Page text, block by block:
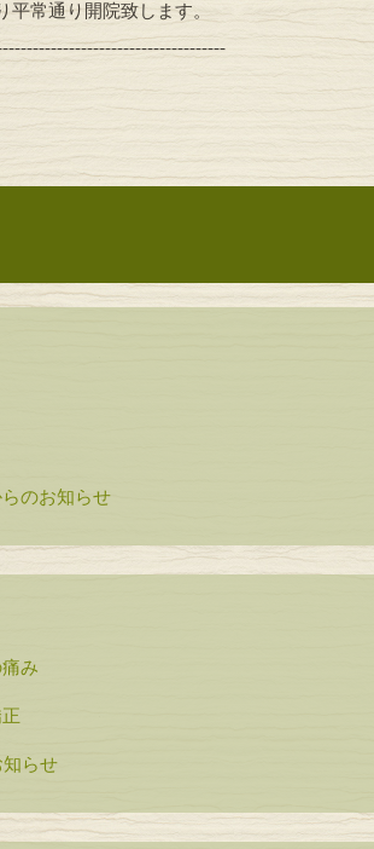
平常通り開院致します。
のお知らせ
み
知らせ